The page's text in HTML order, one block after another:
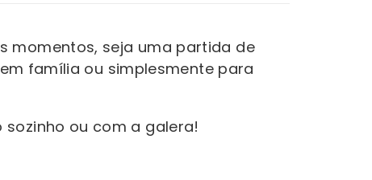
momentos, seja uma partida de
família ou simplesmente para
ou com a galera!